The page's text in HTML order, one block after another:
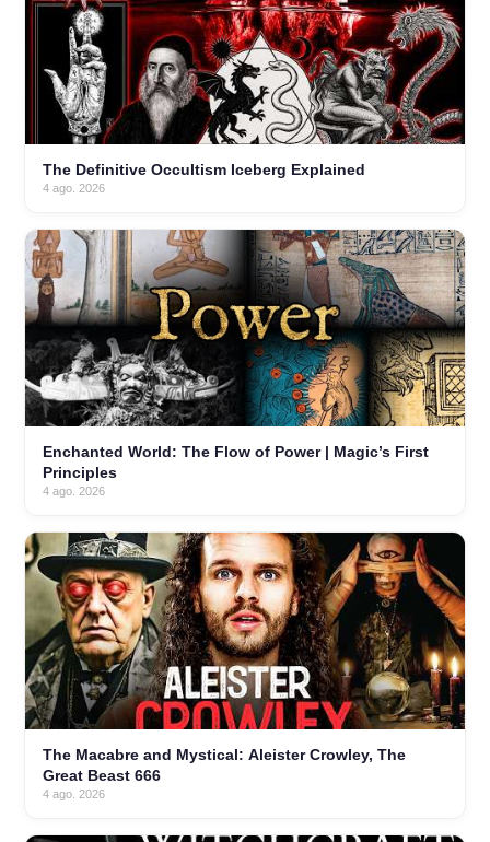
The Definitive Occultism Iceberg Explained
4 ago. 2026
Enchanted World: The Flow of Power | Magic’s First
Principles
4 ago. 2026
The Macabre and Mystical: Aleister Crowley, The
Great Beast 666
4 ago. 2026